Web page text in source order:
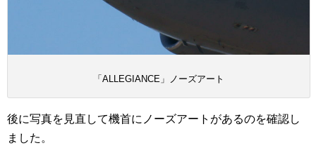
「ALLEGIANCE」ノーズアート
後に写真を見直して機首にノーズアートがあるのを確認し
ました。